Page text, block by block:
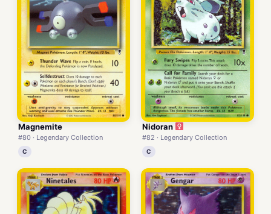
Magnemite
#80 · Legendary Collection
C
Nidoran
#82 · Legendary Collection
C